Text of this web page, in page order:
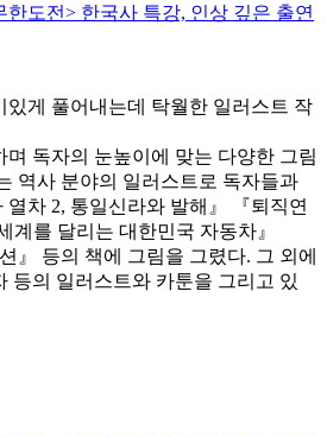
한도전> 한국사 특강, 인상 깊은 출연
있게 풀어내는데 탁월한 일러스트 작
며 독자의 눈높이에 맞는 다양한 그림
역사 분야의 일러스트로 독자들과
차 2, 통일신라와 발해』 『퇴직연
계를 달리는 대한민국 자동차』
』 등의 책에 그림을 그렸다. 그 외에
등의 일러스트와 카툰을 그리고 있